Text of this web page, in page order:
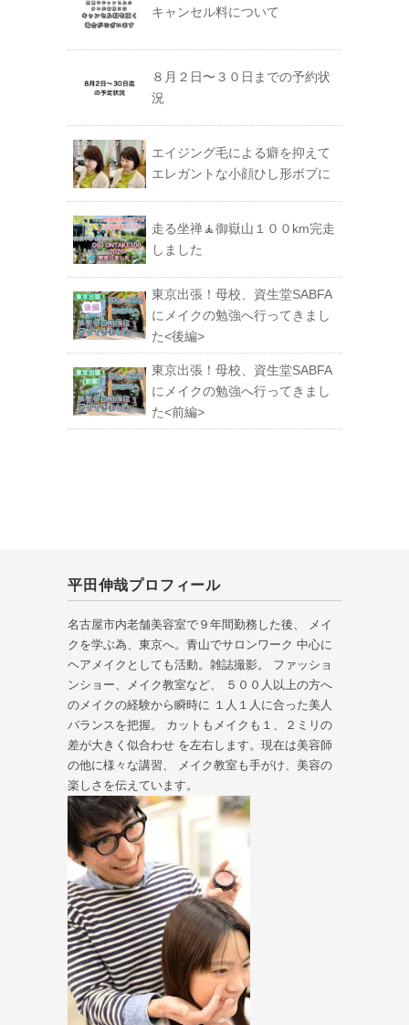
キャンセル料について
８月２日〜３０日までの予約状
況
エイジング毛による癖を抑えて
エレガントな小顔ひし形ボブに
走る坐禅🧘御嶽山１００km完走
しました
東京出張！母校、資生堂SABFA
にメイクの勉強へ行ってきまし
た<後編>
東京出張！母校、資生堂SABFA
にメイクの勉強へ行ってきまし
た<前編>
平田伸哉プロフィール
名古屋市内老舗美容室で９年間勤務した後、 メイ
クを学ぶ為、東京へ。青山でサロンワーク 中心に
ヘアメイクとしても活動。雑誌撮影。 ファッショ
ンショー、メイク教室など、 ５００人以上の方へ
のメイクの経験から瞬時に １人１人に合った美人
バランスを把握。 カットもメイクも１、２ミリの
差が大きく似合わせ を左右します。現在は美容師
の他に様々な講習、 メイク教室も手がけ、美容の
楽しさを伝えています。